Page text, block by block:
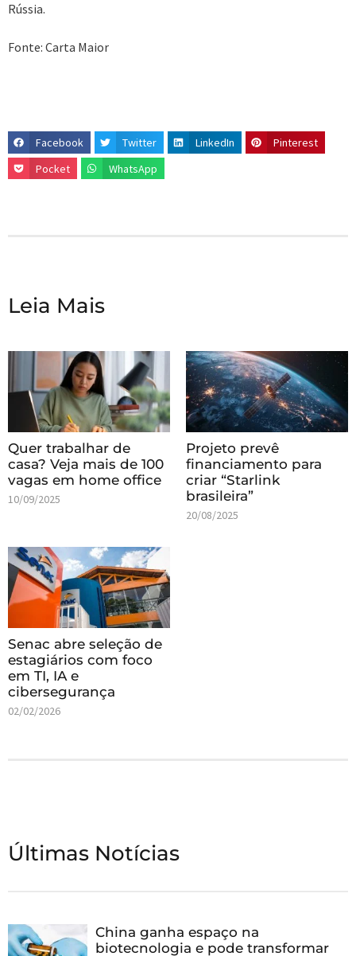
Rússia.
Fonte: Carta Maior
Facebook Twitter LinkedIn
Pinterest
Pocket
WhatsApp
Leia Mais
Quer trabalhar de
casa? Veja mais de 100
vagas em home office
10/09/2025
Projeto prevê
financiamento para
criar “Starlink
brasileira”
20/08/2025
Senac abre seleção de
estagiários com foco
em TI, IA e
cibersegurança
02/02/2026
Últimas Notícias
China ganha espaço na
biotecnologia e pode transformar